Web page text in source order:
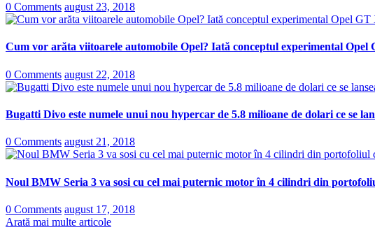
0 Comments august 23, 2018
Cum vor arăta viitoarele automobile Opel? Iată conceptul experimental Opel
0 Comments august 22, 2018
Bugatti Divo este numele unui nou hypercar de 5.8 milioane de dolari ce se
0 Comments august 21, 2018
Noul BMW Seria 3 va sosi cu cel mai puternic motor în 4 cilindri din
0 Comments august 17, 2018
Arată mai multe articole